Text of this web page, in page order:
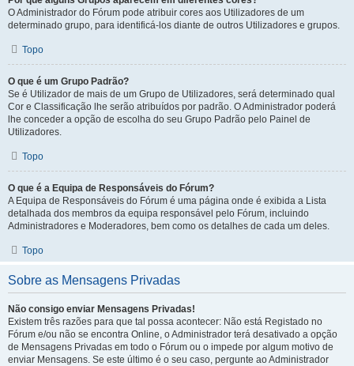
O Administrador do Fórum pode atribuir cores aos Utilizadores de um
determinado grupo, para identificá-los diante de outros Utilizadores e grupos.
Topo
O que é um Grupo Padrão?
Se é Utilizador de mais de um Grupo de Utilizadores, será determinado qual
Cor e Classificação lhe serão atribuídos por padrão. O Administrador poderá
lhe conceder a opção de escolha do seu Grupo Padrão pelo Painel de
Utilizadores.
Topo
O que é a Equipa de Responsáveis do Fórum?
A Equipa de Responsáveis do Fórum é uma página onde é exibida a Lista
detalhada dos membros da equipa responsável pelo Fórum, incluindo
Administradores e Moderadores, bem como os detalhes de cada um deles.
Topo
Sobre as Mensagens Privadas
Não consigo enviar Mensagens Privadas!
Existem três razões para que tal possa acontecer: Não está Registado no
Fórum e/ou não se encontra Online, o Administrador terá desativado a opção
de Mensagens Privadas em todo o Fórum ou o impede por algum motivo de
enviar Mensagens. Se este último é o seu caso, pergunte ao Administrador